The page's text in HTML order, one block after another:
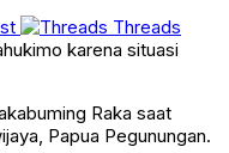
Threads
Raka saat
Papua Pegunungan.